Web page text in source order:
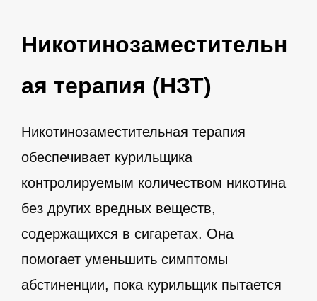
Никотинозаместительн
ая терапия (НЗТ)
Никотинозаместительная терапия
обеспечивает курильщика
контролируемым количеством никотина
без других вредных веществ,
содержащихся в сигаретах. Она
помогает уменьшить симптомы
абстиненции, пока курильщик пытается